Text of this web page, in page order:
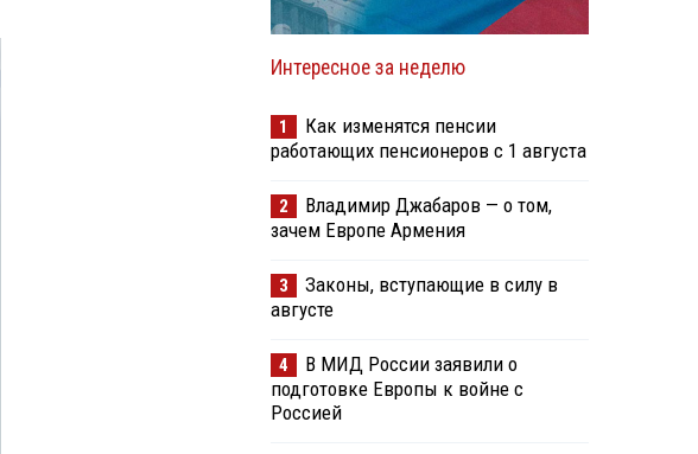
Интересное за неделю
1
Как изменятся пенсии
работающих пенсионеров с 1 августа
2
Владимир Джабаров — о том,
зачем Европе Армения
3
Законы, вступающие в силу в
августе
4
В МИД России заявили о
подготовке Европы к войне с
Россией